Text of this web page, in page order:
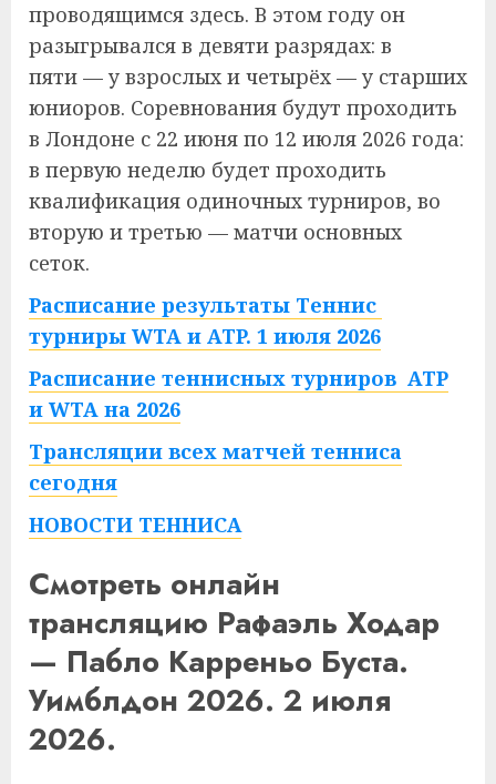
проводящимся здесь. В этом году он
разыгрывался в девяти разрядах: в
пяти — у взрослых и четырёх — у старших
юниоров. Соревнования будут проходить
в Лондоне с 22 июня по 12 июля 2026 года:
в первую неделю будет проходить
квалификация одиночных турниров, во
вторую и третью — матчи основных
сеток.
Расписание результаты Теннис
турниры WTA и ATP. 1 июля 2026
Расписание теннисных турниров ATP
и WTA на 2026
Трансляции всех матчей тенниса
сегодня
НОВОСТИ ТЕННИСА
Смотреть онлайн
трансляцию Рафаэль Ходар
— Пабло Карреньо Буста.
Уимблдон 2026. 2 июля
2026.